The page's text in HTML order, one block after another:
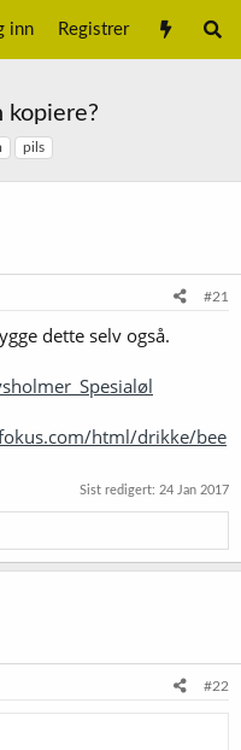
inn Registrer
kopiere?
pils
#21
dette selv også.
html/drikke/bee
Sist redigert: 24 Jan 2017
#22